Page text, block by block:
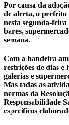
Por causa da
de alerta, o
nesta segunda-
bares,
semana.
Com a bandeira
restrições de dias e
galerias e
Mas todas as
normas da
Responsabilidade
específicos